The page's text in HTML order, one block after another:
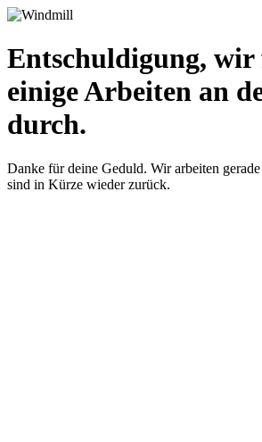
Entschuldigung,
einige Arbeiten an
durch.
Danke für deine Geduld. Wir arbeiten
sind in Kürze wieder zurück.